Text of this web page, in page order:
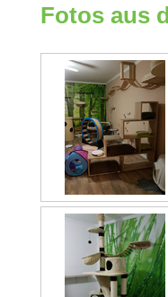
Fotos aus